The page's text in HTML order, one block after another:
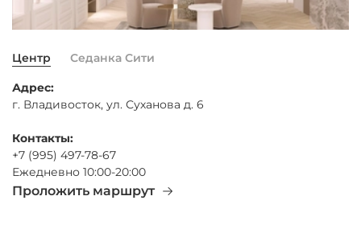
Центр Седанка Сити
Адрес:
г. Владивосток, ул. Суханова д. 6
Контакты:
+7 (995) 497-78-67
Ежедневно 10:00-20:00
Проложить маршрут